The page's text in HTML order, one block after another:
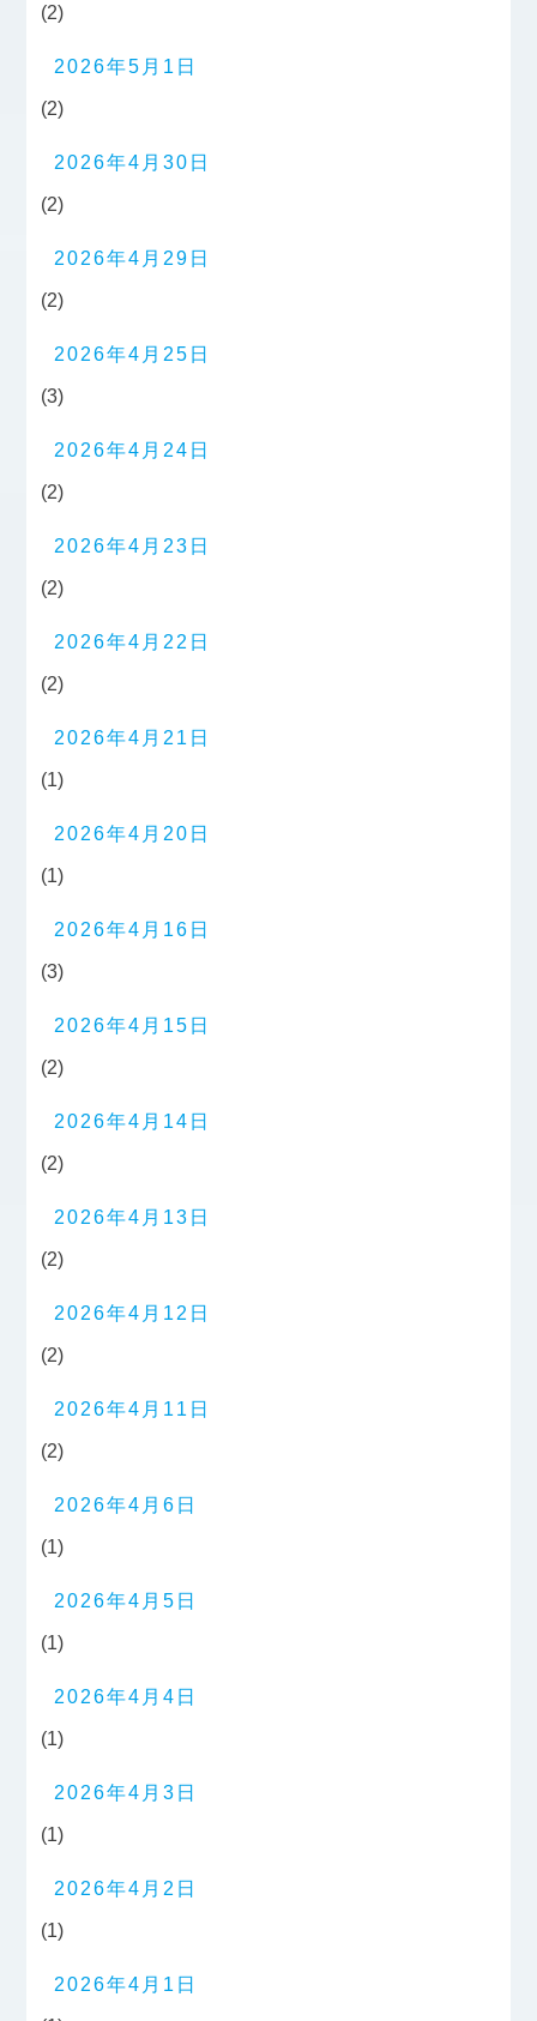
(2)
2026年5月1日
(2)
2026年4月30日
(2)
2026年4月29日
(2)
2026年4月25日
(3)
2026年4月24日
(2)
2026年4月23日
(2)
2026年4月22日
(2)
2026年4月21日
(1)
2026年4月20日
(1)
2026年4月16日
(3)
2026年4月15日
(2)
2026年4月14日
(2)
2026年4月13日
(2)
2026年4月12日
(2)
2026年4月11日
(2)
2026年4月6日
(1)
2026年4月5日
(1)
2026年4月4日
(1)
2026年4月3日
(1)
2026年4月2日
(1)
2026年4月1日